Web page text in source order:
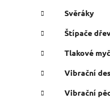
Svěráky
Štípače
Tlakové
Vibrační
Vibrační